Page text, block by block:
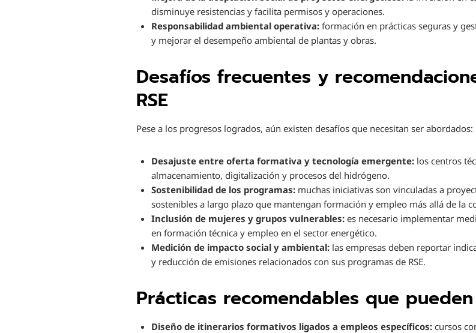
disminuye resistencias y facilita permisos y operaciones.
Responsabilidad ambiental operativa: formación en prácticas seguras y
y mejorar el desempeño ambiental de plantas y obras.
Desafíos frecuentes y
RSE
Pese a los progresos logrados, aún existen desafíos que necesitan ser abordados:
Desajuste entre oferta formativa y tecnología emergente: los centros
almacenamiento, digitalización y procesos del hidrógeno.
Sostenibilidad de los programas: muchas iniciativas son vinculadas a
sostenibles a largo plazo que mantengan formación y empleo más allá de la
Inclusión de mujeres y grupos vulnerables: es necesario implementar
en formación técnica y empleo en el sector energético.
Medición de impacto social y ambiental: las empresas deben reportar
y reducción de emisiones relacionados con sus programas de RSE.
Prácticas recomendables que
Diseño de itinerarios formativos ligados a empleos específicos: cursos